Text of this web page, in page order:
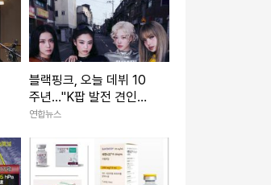
블랙핑크, 오늘 데뷔 10
주년…"K팝 발전 견인한
문화 아이콘"
연합뉴스